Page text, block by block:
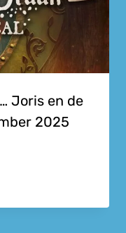
Joris en de
2025